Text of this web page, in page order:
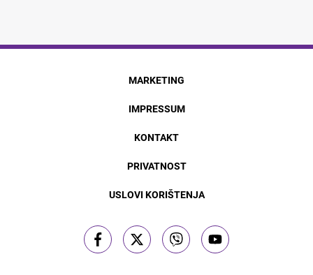
MARKETING
IMPRESSUM
KONTAKT
PRIVATNOST
USLOVI KORIŠTENJA